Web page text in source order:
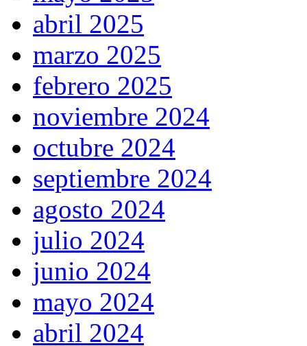
abril 2025
marzo 2025
febrero 2025
noviembre 2024
octubre 2024
septiembre 2024
agosto 2024
julio 2024
junio 2024
mayo 2024
abril 2024